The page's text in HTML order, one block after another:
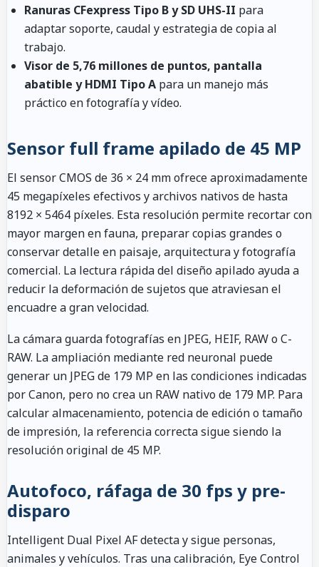
Ranuras CFexpress Tipo B y SD UHS-II para
adaptar soporte, caudal y estrategia de copia al
trabajo.
Visor de 5,76 millones de puntos, pantalla
abatible y HDMI Tipo A para un manejo más
práctico en fotografía y vídeo.
Sensor full frame apilado de 45 MP
El sensor CMOS de 36 × 24 mm ofrece aproximadamente
45 megapíxeles efectivos y archivos nativos de hasta
8192 × 5464 píxeles. Esta resolución permite recortar con
mayor margen en fauna, preparar copias grandes o
conservar detalle en paisaje, arquitectura y fotografía
comercial. La lectura rápida del diseño apilado ayuda a
reducir la deformación de sujetos que atraviesan el
encuadre a gran velocidad.
La cámara guarda fotografías en JPEG, HEIF, RAW o C-
RAW. La ampliación mediante red neuronal puede
generar un JPEG de 179 MP en las condiciones indicadas
por Canon, pero no crea un RAW nativo de 179 MP. Para
calcular almacenamiento, potencia de edición o tamaño
de impresión, la referencia correcta sigue siendo la
resolución original de 45 MP.
Autofoco, ráfaga de 30 fps y pre-
disparo
Intelligent Dual Pixel AF detecta y sigue personas,
animales y vehículos. Tras una calibración, Eye Control